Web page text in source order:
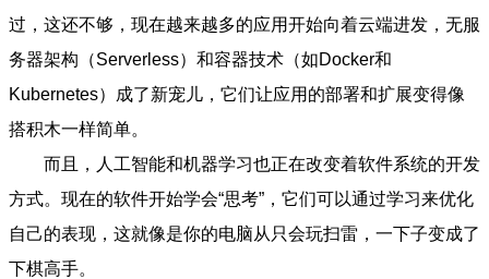
过，这还不够，现在越来越多的应用开始向着云端进发，无服
务器架构（Serverless）和容器技术（如Docker和
Kubernetes）成了新宠儿，它们让应用的部署和扩展变得像
搭积木一样简单。
而且，人工智能和机器学习也正在改变着软件系统的开发
方式。现在的软件开始学会“思考”，它们可以通过学习来优化
自己的表现，这就像是你的电脑从只会玩扫雷，一下子变成了
下棋高手。